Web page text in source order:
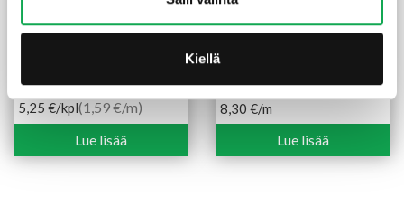
Kiellä
5,25 €/kpl(1,59 €/m)
Lue lisää
Peitelista koriste 21X90
sormijatkettu
8,30 €/m
Lue lisää